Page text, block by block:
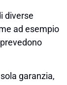
diverse
ad esempio
garanzia,